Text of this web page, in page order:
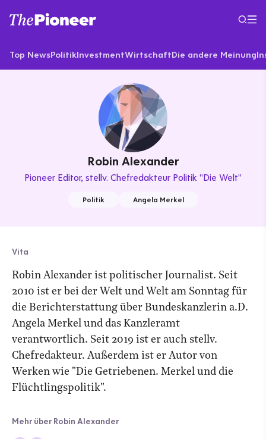
Top NewsPolitikInvestmentWirtschaftDie andere Meinung
Robin Alexander
Pioneer Editor stellv. Chefredakteur Politik "Die Welt"
Politik Angela Merkel
Vita
Robin Alexander ist politischer Journalist. Seit
2010 ist er bei der Welt und Welt am Sonntag für
die Berichterstattung über Bundeskanzlerin a.D.
Angela Merkel und das Kanzleramt
verantwortlich. Seit 2019 ist er auch stellv.
Chefredakteur. Außerdem ist er Autor von
Werken wie "Die Getriebenen. Merkel und die
Flüchtlingspolitik".
Mehr über Robin Alexander